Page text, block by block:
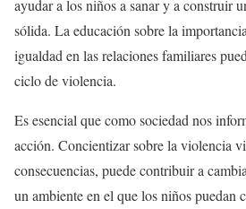
ayudar a los niños a sanar y a construir
sólida. La educación sobre la
igualdad en las relaciones familiares
ciclo de violencia.
Es esencial que como sociedad nos
acción. Concientizar sobre la violencia
consecuencias, puede contribuir a
un ambiente en el que los niños puedan